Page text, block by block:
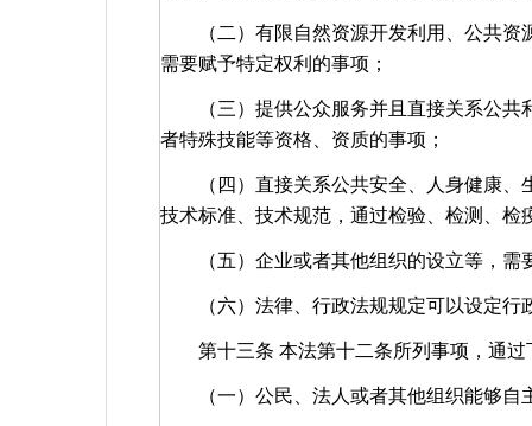
（二）有限自然资源开发利用、公共资
需要赋予特定权利的事项；
（三）提供公众服务并且直接关系公共
者特殊技能等资格、资质的事项；
（四）直接关系公共安全、人身健康、
技术标准、技术规范，通过检验、检测、检
（五）企业或者其他组织的设立等，需
（六）法律、行政法规规定可以设定行
第十三条 本法第十二条所列事项，通过
（一）公民、法人或者其他组织能够自